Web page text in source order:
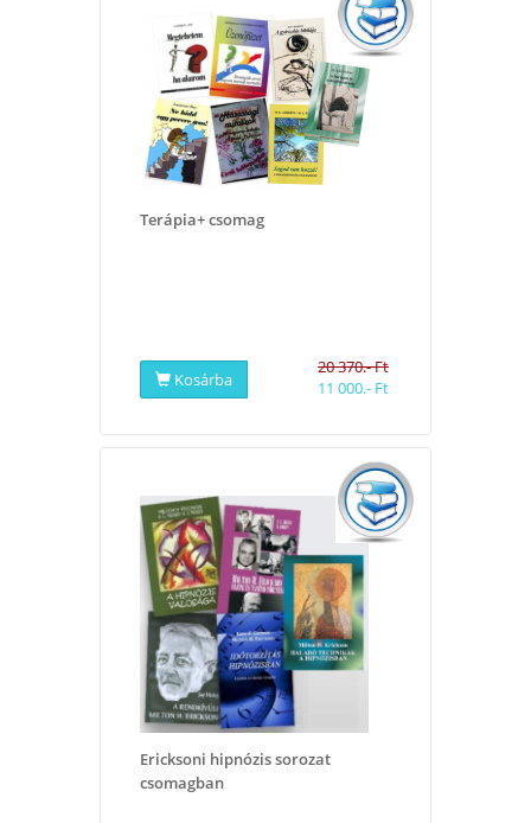
Terápia+ csomag
Kosárba
20 370.- Ft
11 000.- Ft
Ericksoni hipnózis sorozat
csomagban